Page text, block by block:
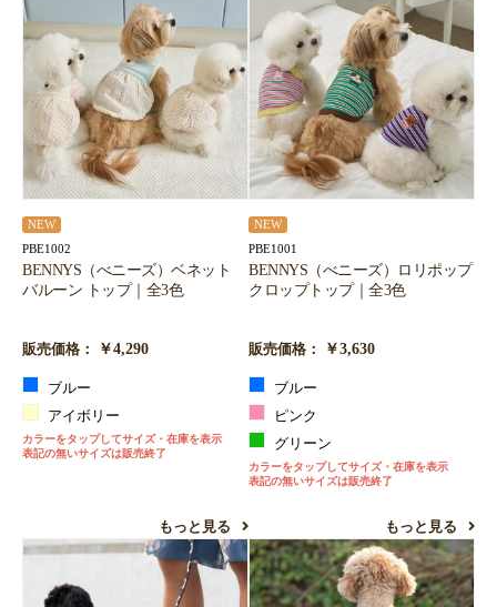
NEW
PBE1002
BENNYS（べニーズ）ベネット
バルーン トップ｜全3色
販売価格： ￥4,290
ブルー
アイボリー
カラーをタップしてサイズ・在庫を表示
表記の無いサイズは販売終了
もっと見る
NEW
PBE1001
BENNYS（べニーズ）ロリポップ
クロップトップ｜全3色
販売価格： ￥3,630
ブルー
ピンク
グリーン
カラーをタップしてサイズ・在庫を表示
表記の無いサイズは販売終了
もっと見る